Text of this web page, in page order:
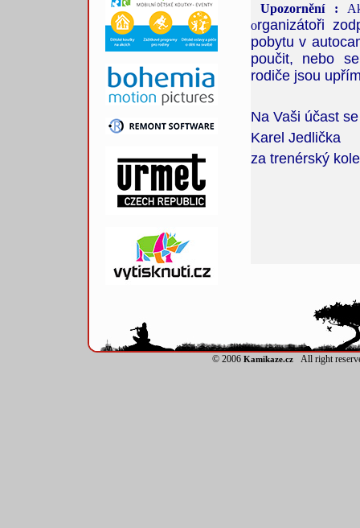
Upozornění :
organizátoři
pobytu v
poučit, nebo
rodiče jsou
Na Vaši účast
Karel Jedlička
za trenérský
© 2006 Kamikaze.czAll right